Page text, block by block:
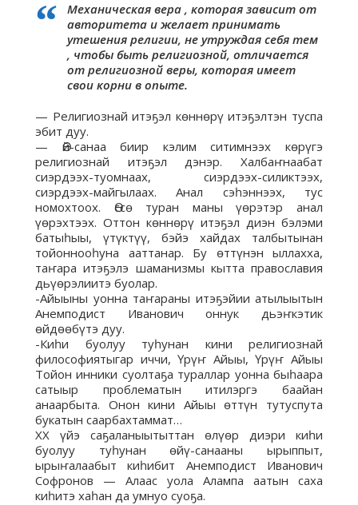
Механическая вера , которая зависит от
авторитета и желает принимать
утешения религии, не утруждая себя тем
, чтобы быть религиозной, отличается
от религиозной веры, которая имеет
свои корни в опыте.
— Религиознай итэҕэл көннөрү итэҕэлтэн туспа
эбит дуу.
— Өй-санаа биир кэлим ситимнээх көрүгэ
религиознай итэҕэл дэнэр. Халбаҥнаабат
сиэрдээх-туомнаах, сиэрдээх-силиктээх,
сиэрдээх-майгылаах. Анал сэһэннээх, тус
номохтоох. Өссө туран маны үөрэтэр анал
үөрэхтээх. Оттон көннөрү итэҕэл диэн бэлэми
батыһыы, үтүктүү, бэйэ хайдах талбытынан
тойоннооһуна ааттанар. Бу өттүнэн ыллахха,
таҥара итэҕэлэ шаманизмы кытта православия
дьүөрэлиитэ буолар.
-Айыыны уонна таҥараны итэҕэйии атылыытын
Анемподист Иванович оннук дьэҥкэтик
өйдөөбүтэ дуу.
-Киһи буолуу туһунан кини религиознай
философиятыгар иччи, Үрүҥ Айыы, Үрүҥ Айыы
Тойон инники суолтаҕа тураллар уонна быһаара
сатыыр проблематын итилэргэ баайан
анаарбыта. Онон кини Айыы өттүн тутуспута
букатын саарбахтаммат…
ХХ үйэ саҕаланыытыттан өлүөр диэри киһи
буолуу туһунан өйү-санааны ырыппыт,
ырыҥалаабыт киһибит Анемподист Иванович
Софронов — Алаас уола Алампа аатын саха
киһитэ хаһан да умнуо суоҕа.